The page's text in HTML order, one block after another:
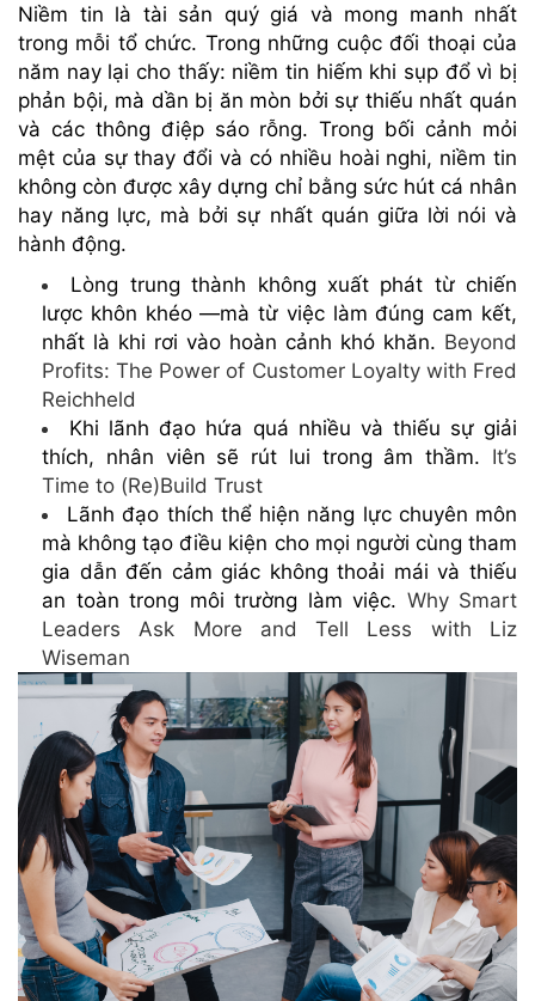
Niềm tin là tài sản quý giá và mong manh nhất
trong mỗi tổ chức. Trong những cuộc đối thoại của
năm nay lại cho thấy: niềm tin hiếm khi sụp đổ vì bị
phản bội, mà dần bị ăn mòn bởi sự thiếu nhất quán
và các thông điệp sáo rỗng. Trong bối cảnh mỏi
mệt của sự thay đổi và có nhiều hoài nghi, niềm tin
không còn được xây dựng chỉ bằng sức hút cá nhân
hay năng lực, mà bởi sự nhất quán giữa lời nói và
hành động.
Lòng trung thành không xuất phát từ chiến
lược khôn khéo —mà từ việc làm đúng cam kết,
nhất là khi rơi vào hoàn cảnh khó khăn. Beyond
Profits: The Power of Customer Loyalty with Fred
Reichheld
Khi lãnh đạo hứa quá nhiều và thiếu sự giải
thích, nhân viên sẽ rút lui trong âm thầm. It’s
Time to (Re)Build Trust
Lãnh đạo thích thể hiện năng lực chuyên môn
mà không tạo điều kiện cho mọi người cùng tham
gia dẫn đến cảm giác không thoải mái và thiếu
an toàn trong môi trường làm việc. Why Smart
Leaders Ask More and Tell Less with Liz
Wiseman